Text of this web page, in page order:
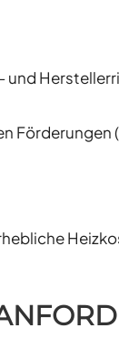
und
Förderungen